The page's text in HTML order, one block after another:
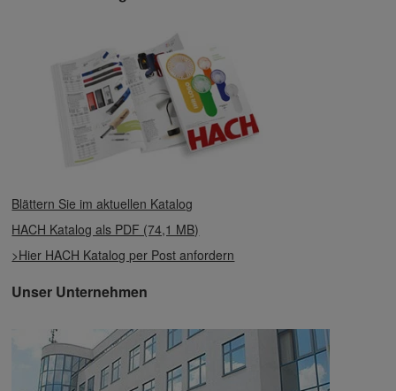
Blättern Sie im aktuellen Katalog
HACH Katalog als PDF (74,1 MB)
>Hier HACH Katalog per Post anfordern
Unser Unternehmen